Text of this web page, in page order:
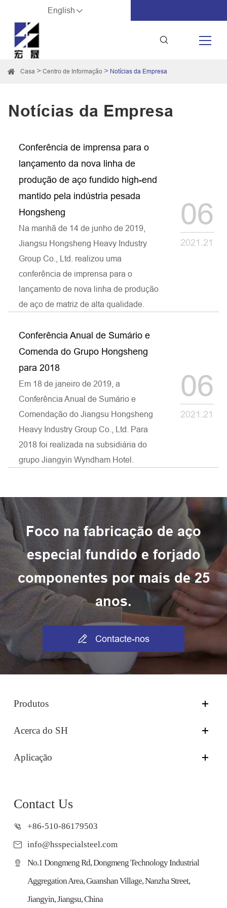
English
Casa Centro de Informação Notícias da Empresa
Notícias da Empresa
Conferência de imprensa para o
lançamento da nova linha de
produção de aço fundido high-end
mantido pela indústria pesada
Hongsheng
Na manhã de 14 de junho de 2019,
Jiangsu Hongsheng Heavy Industry
Group Co., Ltd. realizou uma
conferência de imprensa para o
lançamento de nova linha de produção
de aço de matriz de alta qualidade.
06
2021.21
Conferência Anual de Sumário e
Comenda do Grupo Hongsheng
para 2018
Em 18 de janeiro de 2019, a
Conferência Anual de Sumário e
Comendação do Jiangsu Hongsheng
Heavy Industry Group Co., Ltd. Para
2018 foi realizada na subsidiária do
grupo Jiangyin Wyndham Hotel.
06
2021.21
Foco na fabricação de aço
especial fundido e forjado
componentes por mais de 25
anos.
 Contacte-nos
Produtos
Acerca do SH
Aplicação
Contact Us
+86-510-86179503
info@hsspecialsteel.com
No.1 Dongmeng Rd, Dongmeng Technology Industrial
Aggregation Area, Guanshan Village, Nanzha Street,
Jiangyin, Jiangsu, China